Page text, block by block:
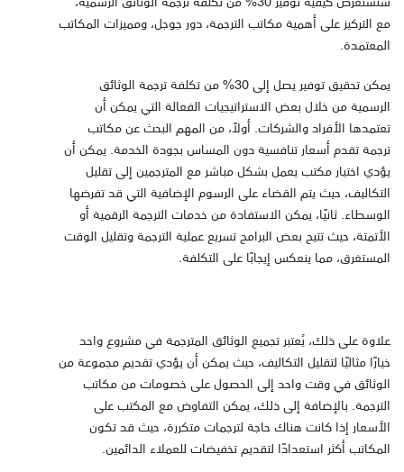
مع التركيز على أهمية مكاتب الترجمة، دور جوجل، ومميزات المكاتب
المعتمدة.
يمكن تحقيق توفير يصل إلى 30% من تكلفة ترجمة الوثائق
الرسمية من خلال بعض الاستراتيجيات الفعالة التي يمكن أن
تعتمدها الأفراد والشركات. أولاً، من المهم البحث عن مكاتب
ترجمة تقدم أسعار تنافسية دون المساس بجودة الخدمة. يمكن أن
يؤدي اختيار مكتب يعمل بشكل مباشر مع المترجمين إلى تقليل
التكاليف، حيث يتم القضاء على الرسوم الإضافية التي قد تفرضها
الوسطاء. ثانيًا، يمكن الاستفادة من خدمات الترجمة الرقمية أو
الأتمتة، حيث تتيح بعض البرامج تسريع عملية الترجمة وتقليل الوقت
المستغرق، مما ينعكس إيجابًا على التكلفة.
علاوة على ذلك، يُعتبر تجميع الوثائق المترجمة في مشروع واحد
خيارًا مثاليًا لتقليل التكاليف، حيث يمكن أن يؤدي تقديم مجموعة من
الوثائق في وقت واحد إلى الحصول على خصومات من مكاتب
الترجمة. بالإضافة إلى ذلك، يمكن التفاوض مع المكتب على
الأسعار إذا كانت هناك حاجة لترجمات متكررة، حيث قد تكون
المكاتب أكثر استعدادًا لتقديم تخفيضات للعملاء الدائمين.